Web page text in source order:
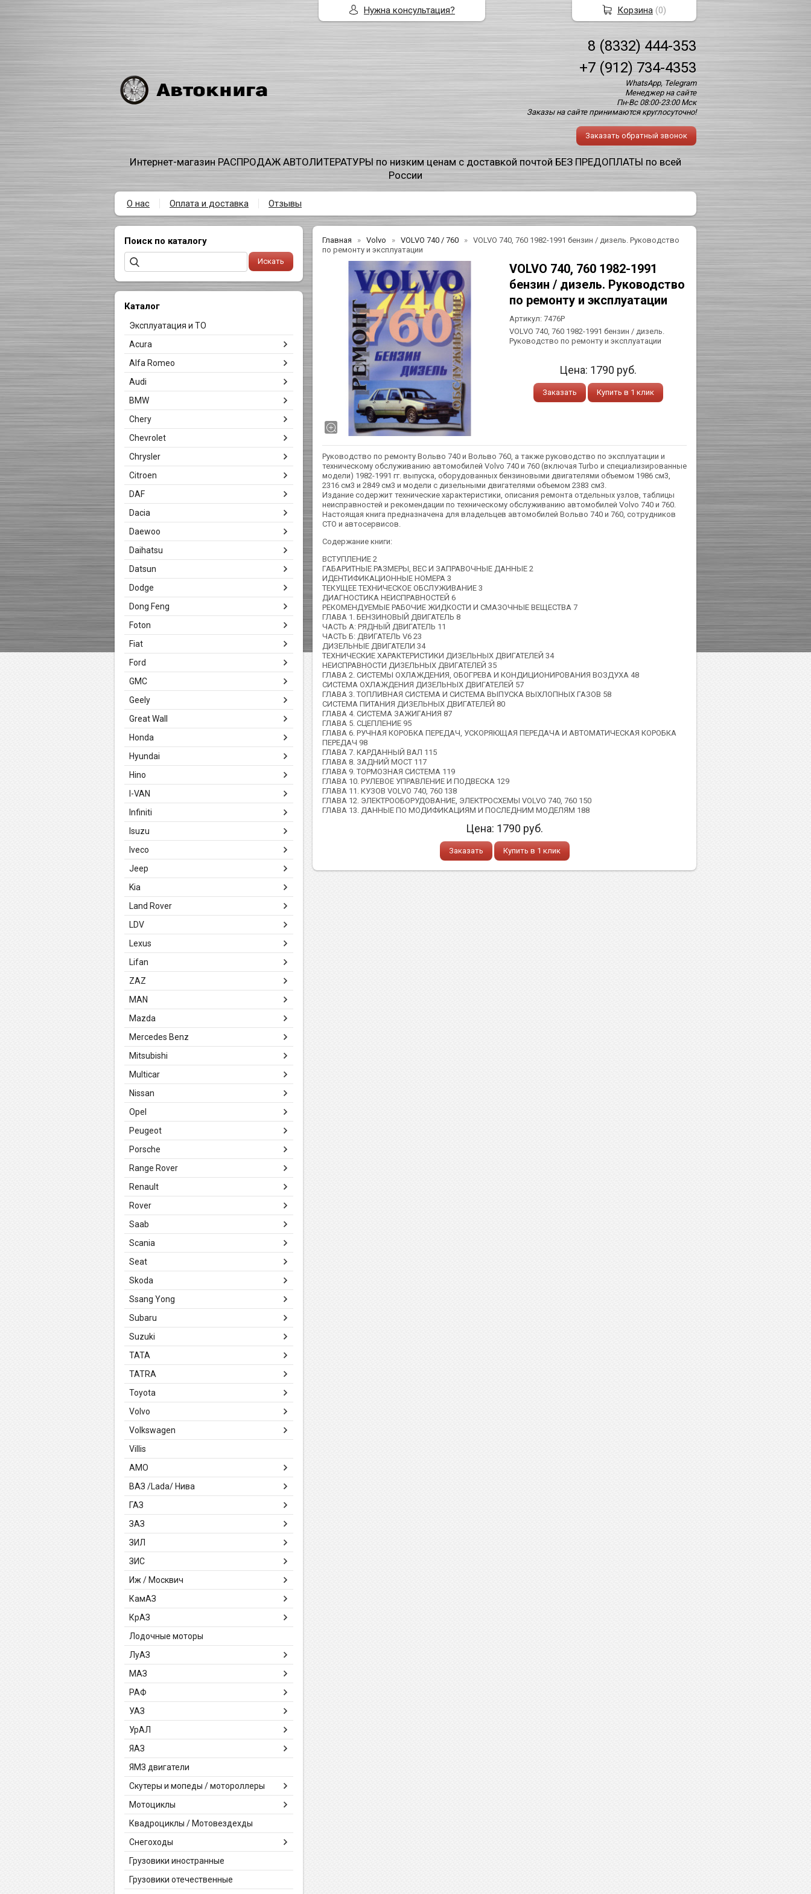
8 (8332) 444-353
+7 (912) 734-4353
WhatsApp, Telegram
Менеджер на сайте
Пн-Вс 08:00-23:00 Мск
Заказы на сайте принимаются круглосуточно!
Заказать обратный звонок
Интернет-магазин РАСПРОДАЖ АВТОЛИТЕРАТУРЫ по низким ценам с доставкой почтой БЕЗ ПРЕДОПЛАТЫ по всей
России
О нас Оплата и доставка Отзывы
Поиск по каталогу
Каталог
Эксплуатация и ТО
Acura
Alfa Romeo
Audi
BMW
Chery
Chevrolet
Chrysler
Citroen
DAF
Dacia
Daewoo
Daihatsu
Datsun
Dodge
Dong Feng
Foton
Fiat
Ford
GMC
Geely
Great Wall
Honda
Hyundai
Hino
I-VAN
Infiniti
Isuzu
Iveco
Jeep
Kia
Land Rover
LDV
Lexus
Lifan
ZAZ
MAN
Mazda
Mercedes Benz
Mitsubishi
Multicar
Nissan
Opel
Peugeot
Porsche
Range Rover
Renault
Rover
Saab
Scania
Seat
Skoda
Ssang Yong
Subaru
Suzuki
TATA
TATRA
Toyota
Volvo
Volkswagen
Villis
АМО
ВАЗ /Lada/ Нива
ГАЗ
ЗАЗ
ЗИЛ
ЗИС
Иж / Москвич
КамАЗ
КрАЗ
Лодочные моторы
ЛуАЗ
МАЗ
РАФ
УАЗ
УрАЛ
ЯАЗ
ЯМЗ двигатели
Скутеры и мопеды / мотороллеры
Мотоциклы
Квадроциклы / Мотовездехды
Снегоходы
Грузовики иностранные
Грузовики отечественные
Главная Volvo VOLVO 740 / 760
VOLVO 740, 760 1982-1991 бензин / дизель. Руководство
по ремонту и эксплуатации
VOLVO 740, 760 1982-1991
бензин / дизель. Руководство
по ремонту и эксплуатации
Артикул: 7476Р
VOLVO 740, 760 1982-1991 бензин / дизель.
Руководство по ремонту и эксплуатации
Цена: 1790 руб.
Заказать Купить в 1 клик
Руководство по ремонту Вольво 740 и Вольво 760, а также руководство по эксплуатации и
техническому обслуживанию автомобилей Volvo 740 и 760 (включая Turbo и специализированные
модели) 1982-1991 гг. выпуска, оборудованных бензиновыми двигателями объемом 1986 см3,
2316 см3 и 2849 см3 и модели с дизельными двигателями объемом 2383 см3.
Издание содержит технические характеристики, описания ремонта отдельных узлов, таблицы
неисправностей и рекомендации по техническому обслуживанию автомобилей Volvo 740 и 760.
Настоящая книга предназначена для владельцев автомобилей Вольво 740 и 760, сотрудников
СТО и автосервисов.
Содержание книги:
ВСТУПЛЕНИЕ 2
ГАБАРИТНЫЕ РАЗМЕРЫ, ВЕС И ЗАПРАВОЧНЫЕ ДАННЫЕ 2
ИДЕНТИФИКАЦИОННЫЕ НОМЕРА 3
ТЕКУЩЕЕ ТЕХНИЧЕСКОЕ ОБСЛУЖИВАНИЕ 3
ДИАГНОСТИКА НЕИСПРАВНОСТЕЙ 6
РЕКОМЕНДУЕМЫЕ РАБОЧИЕ ЖИДКОСТИ И СМАЗОЧНЫЕ ВЕЩЕСТВА 7
ГЛАВА 1. БЕНЗИНОВЫЙ ДВИГАТЕЛЬ 8
ЧАСТЬ А: РЯДНЫЙ ДВИГАТЕЛЬ 11
ЧАСТЬ Б: ДВИГАТЕЛЬ V6 23
ДИЗЕЛЬНЫЕ ДВИГАТЕЛИ 34
ТЕХНИЧЕСКИЕ ХАРАКТЕРИСТИКИ ДИЗЕЛЬНЫХ ДВИГАТЕЛЕЙ 34
НЕИСПРАВНОСТИ ДИЗЕЛЬНЫХ ДВИГАТЕЛЕЙ 35
ГЛАВА 2. СИСТЕМЫ ОХЛАЖДЕНИЯ, ОБОГРЕВА И КОНДИЦИОНИРОВАНИЯ ВОЗДУХА 48
СИСТЕМА ОХЛАЖДЕНИЯ ДИЗЕЛЬНЫХ ДВИГАТЕЛЕЙ 57
ГЛАВА 3. ТОПЛИВНАЯ СИСТЕМА И СИСТЕМА ВЫПУСКА ВЫХЛОПНЫХ ГАЗОВ 58
СИСТЕМА ПИТАНИЯ ДИЗЕЛЬНЫХ ДВИГАТЕЛЕЙ 80
ГЛАВА 4. СИСТЕМА ЗАЖИГАНИЯ 87
ГЛАВА 5. СЦЕПЛЕНИЕ 95
ГЛАВА 6. РУЧНАЯ КОРОБКА ПЕРЕДАЧ, УСКОРЯЮЩАЯ ПЕРЕДАЧА И АВТОМАТИЧЕСКАЯ КОРОБКА
ПЕРЕДАЧ 98
ГЛАВА 7. КАРДАННЫЙ ВАЛ 115
ГЛАВА 8. ЗАДНИЙ МОСТ 117
ГЛАВА 9. ТОРМОЗНАЯ СИСТЕМА 119
ГЛАВА 10. РУЛЕВОЕ УПРАВЛЕНИЕ И ПОДВЕСКА 129
ГЛАВА 11. КУЗОВ VOLVO 740, 760 138
ГЛАВА 12. ЭЛЕКТРООБОРУДОВАНИЕ, ЭЛЕКТРОСХЕМЫ VOLVO 740, 760 150
ГЛАВА 13. ДАННЫЕ ПО МОДИФИКАЦИЯМ И ПОСЛЕДНИМ МОДЕЛЯМ 188
Цена: 1790 руб.
Заказать Купить в 1 клик
Нужна консультация? Корзина (0)